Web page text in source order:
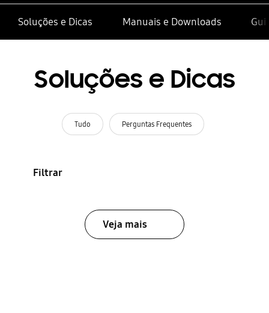
Soluções e Dicas Manuais e Downloads
Soluções e Dicas
Tudo Perguntas Frequentes
Filtrar
Veja mais